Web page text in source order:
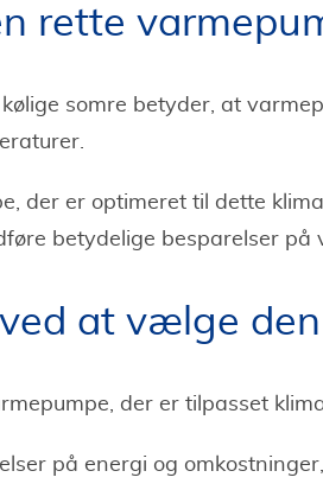
rette
somre betyder, at
der er optimeret til dette
betydelige besparelser på
ved at vælge
der er tilpasset
på energi og